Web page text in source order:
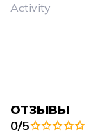
Activity
ОТЗЫВЫ
0/5